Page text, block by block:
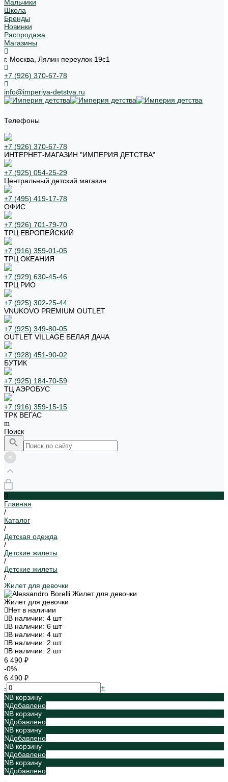
Мальчики
Школа
Бренды
Новинки
Распродажа
Магазины
г. Москва, Лялин переулок 19с1
+7 (926) 370-67-78
info@imperiya-detstva.ru
Телефоны
+7 (926) 370-67-78
ИНТЕРНЕТ-МАГАЗИН "ИМПЕРИЯ ДЕТСТВА"
+7 (925) 054-25-29
Центральный детский магазин
+7 (495) 419-17-78
ОФИС
+7 (926) 701-79-70
ТРЦ ЕВРОПЕЙСКИЙ
+7 (916) 359-01-05
ТРЦ ОКЕАНИЯ
+7 (929) 630-45-46
ТРЦ РИО
+7 (925) 302-25-44
VNUKOVO PREMIUM OUTLET
+7 (925) 349-80-05
OUTLET VILLAGE БЕЛАЯ ДАЧА
+7 (928) 451-90-02
БУТИК
+7 (925) 184-70-59
ТЦ АЭРОБУС
+7 (916) 359-15-15
ТРК ВЕГАС
Поиск
0
Главная
/
Каталог
/
Детская одежда
/
Детские жилеты
/
Детские жилеты
/
Жилет для девочки
Жилет для девочки
Нет в наличии
В наличии: 4 шт
В наличии: 6 шт
В наличии: 4 шт
В наличии: 2 шт
В наличии: 2 шт
6 490 ₽
-0%
6 490 ₽
-
+
В корзину
Добавлено
В корзину
Добавлено
В корзину
Добавлено
В корзину
Добавлено
В корзину
Добавлено